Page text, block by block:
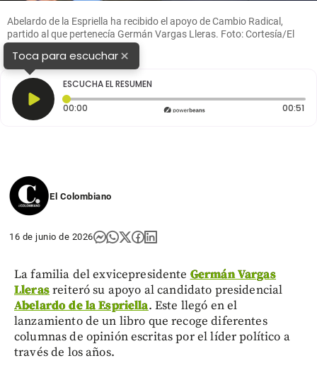
Abelardo de la Espriella ha recibido el apoyo de Cambio Radical,
partido al que pertenecía Germán Vargas Lleras. Foto: Cortesía/El
Colombiano
Toca para escuchar×
ESCUCHA EL RESUMEN
00:00 Tiempo transcurrido: 0 segundos 00:51
El Colombiano
16 de junio de 2026
La familia del exvicepresidente Germán Vargas
Llerasreiteró su apoyo al candidato presidencial
Abelardo de la Espriella. Este llegó en el
lanzamiento de un libro que recoge diferentes
columnas de opinión escritas por el líder político a
través de los años.